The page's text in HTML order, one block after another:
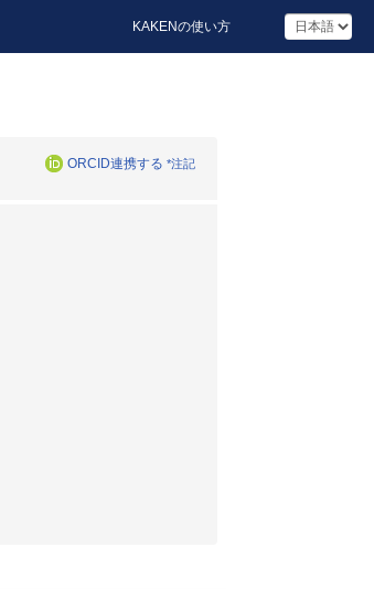
KAKENの使い方
ORCID連携する *注記